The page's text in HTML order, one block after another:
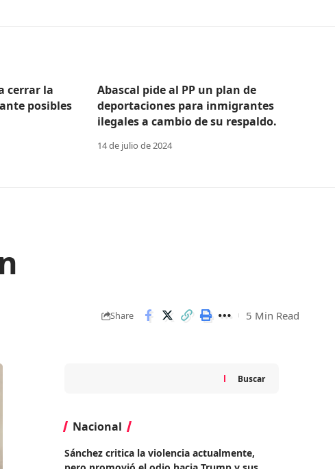
cerrar la
posibles
Abascal pide al PP un plan de
deportaciones para inmigrantes
ilegales a cambio de su respaldo.
14 de julio de 2024
Share 5 Min Read
Buscar
Nacional
Sánchez critica la violencia actualmente,